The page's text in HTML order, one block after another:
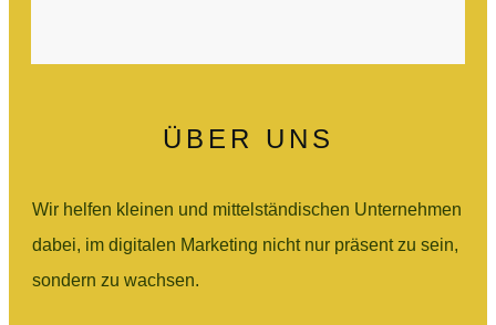
ÜBER UNS
Wir helfen kleinen und mittelständischen Unternehmen
dabei, im digitalen Marketing nicht nur präsent zu sein,
sondern zu wachsen.